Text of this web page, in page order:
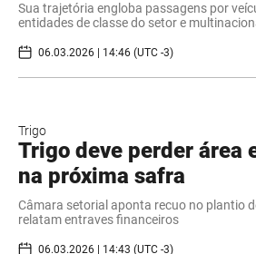
Sua trajetória engloba passagens por
entidades de classe do setor e
06.03.2026 | 14:46 (UTC -3)
Trigo
Trigo deve perder área
na próxima safra
Câmara setorial aponta recuo no plantio
relatam entraves financeiros
06.03.2026 | 14:43 (UTC -3)